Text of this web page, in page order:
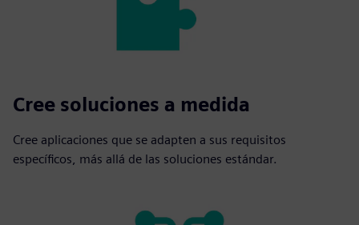
Cree soluciones a medida
Cree aplicaciones que se adapten a sus requisitos
específicos, más allá de las soluciones estándar.